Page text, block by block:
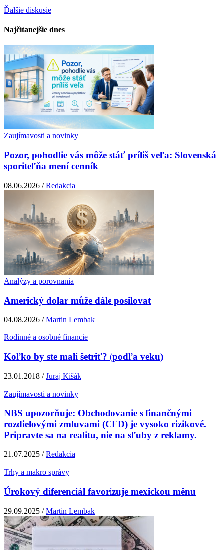
Ďalšie diskusie
Najčítanejšie dnes
Zaujímavosti a novinky
Pozor, pohodlie vás môže stáť príliš veľa: Slovenská
sporiteľňa mení cenník
08.06.2026 /Redakcia
Analýzy a porovnania
Americký dolar může dále posilovat
04.08.2026 /Martin Lembak
Rodinné a osobné financie
Koľko by ste mali šetriť? (podľa veku)
23.01.2018 /Juraj Kišák
Zaujímavosti a novinky
NBS upozorňuje: Obchodovanie s finančnými
rozdielovými zmluvami (CFD) je vysoko rizikové.
Pripravte sa na realitu, nie na sľuby z reklamy.
21.07.2025 /Redakcia
Trhy a makro správy
Úrokový diferenciál favorizuje mexickou měnu
29.09.2025 /Martin Lembak